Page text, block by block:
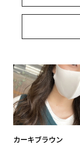
カーキブラウン